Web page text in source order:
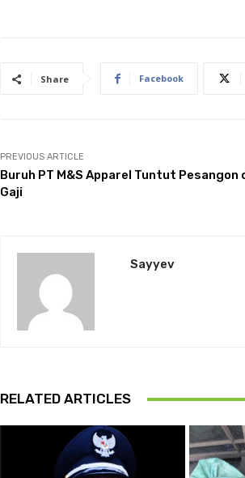
Share Facebook
PREVIOUS ARTICLE
Buruh PT M&S Apparel Tuntut Pesangon
Gaji
Sayyev
RELATED ARTICLES